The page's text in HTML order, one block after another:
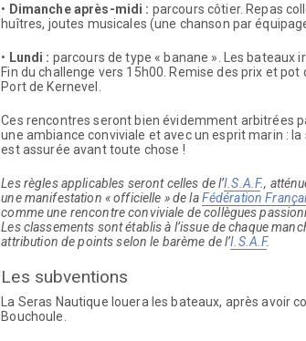
• Dimanche après-midi : parcours côtier. Repas
huîtres, joutes musicales (une chanson par
• Lundi : parcours de type « banane ». Les bateaux
Fin du challenge vers 15h00. Remise des prix et
Port de Kernevel.
Ces rencontres seront bien évidemment arbitrées
une ambiance conviviale et avec un esprit marin :
est assurée avant toute chose !
Les règles applicables seront celles de l’I.S.A.F.,
une manifestation « officielle » de laFédération
comme une rencontre conviviale de collègues
Les classements sont établis à l’issue de chaque
attribution de points selon le barème de l’I.S.A.F.
Les subventions
La Seras Nautique louera les bateaux, après avoir
Bouchoule.